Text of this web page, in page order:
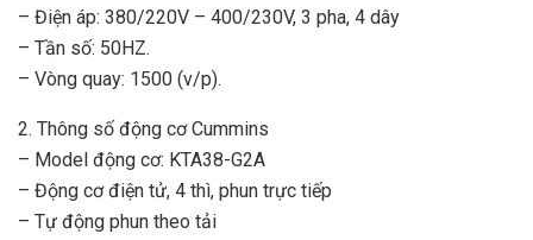
– Điện áp: 380/220V – 400/230V, 3 pha, 4 dây
– Tần số: 50HZ.
– Vòng quay: 1500 (v/p).
2. Thông số động cơ Cummins
– Model động cơ: KTA38-G2A
– Động cơ điện tử, 4 thì, phun trực tiếp
– Tự động phun theo tải